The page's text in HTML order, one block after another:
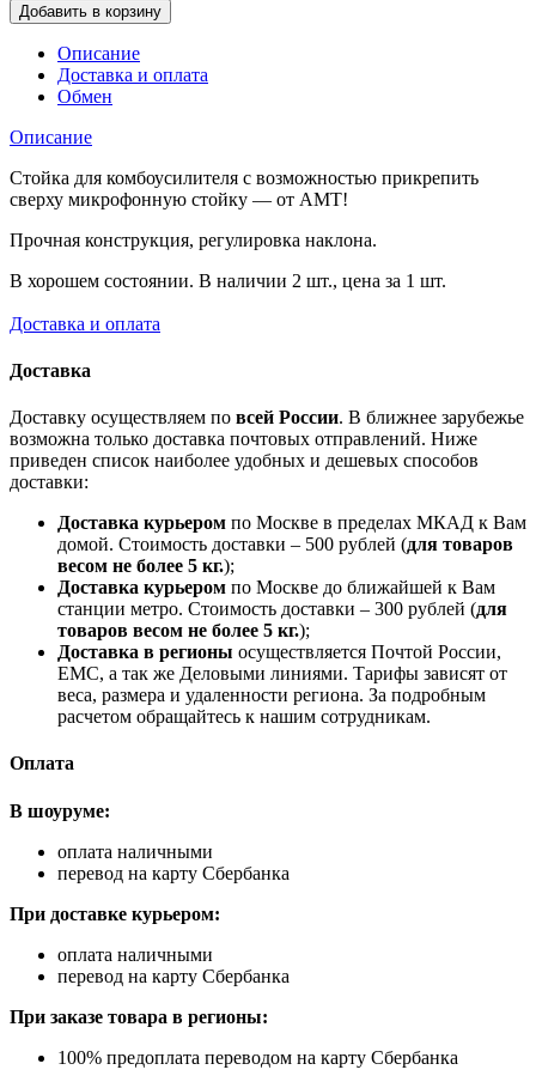
Добавить в корзину
Описание
Доставка и оплата
Обмен
Описание
Стойка для комбоусилителя с возможностью прикрепить
сверху микрофонную стойку — от AMT!
Прочная конструкция, регулировка наклона.
В хорошем состоянии. В наличии 2 шт., цена за 1 шт.
Доставка и оплата
Доставка
Доставку осуществляем по всей России. В ближнее зарубежье
возможна только доставка почтовых отправлений. Ниже
приведен список наиболее удобных и дешевых способов
доставки:
Доставка курьером по Москве в пределах МКАД к Вам
домой. Стоимость доставки – 500 рублей (для товаров
весом не более 5 кг.);
Доставка курьером по Москве до ближайшей к Вам
станции метро. Стоимость доставки – 300 рублей (для
товаров весом не более 5 кг.);
Доставка в регионы осуществляется Почтой России,
ЕМС, а так же Деловыми линиями. Тарифы зависят от
веса, размера и удаленности региона. За подробным
расчетом обращайтесь к нашим сотрудникам.
Оплата
В шоуруме:
оплата наличными
перевод на карту Сбербанка
При доставке курьером:
оплата наличными
перевод на карту Сбербанка
При заказе товара в регионы:
100% предоплата переводом на карту Сбербанка